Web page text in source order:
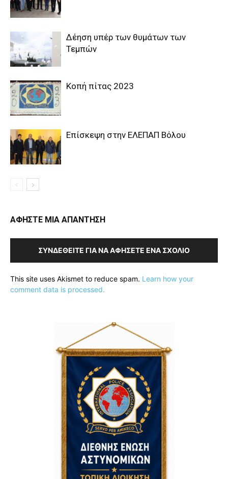
Δέηση υπέρ των θυμάτων των
Τεμπών
Κοπή πίτας 2023
Επίσκεψη στην ΕΛΕΠΑΠ Βόλου
ΑΦΗΣΤΕ ΜΙΑ ΑΠΑΝΤΗΣΗ
ΣΥΝΔΕΘΕΊΤΕ ΓΙΑ ΝΑ ΑΦΉΣΕΤΕ ΈΝΑ ΣΧΌΛΙΟ
This site uses Akismet to reduce spam. Learn how your
comment data is processed.